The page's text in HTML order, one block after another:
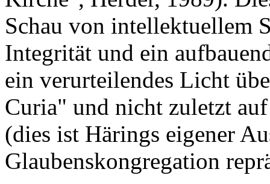
Schau von intellektuellem
Integrität und ein
ein verurteilendes Licht
Curia" und nicht zuletzt
(dies ist Härings eigener
Glaubenskongregation